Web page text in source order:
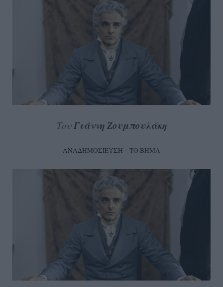
ΤουΓιάννη Ζουμπουλάκη
ΑΝΑΔΗΜΟΣΙΕΥΣΗ – ΤΟ ΒΗΜΑ